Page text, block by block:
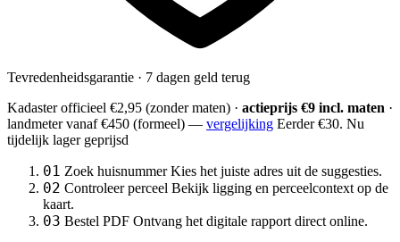
Tevredenheidsgarantie · 7 dagen geld terug
Kadaster officieel €2,95 (zonder maten) · actieprijs €9 incl. maten ·
landmetervanaf €450 (formeel) — vergelijking Eerder €30. Nu
tijdelijk lager geprijsd
01 Zoek huisnummer Kies het juiste adres uit de suggesties.
02 Controleer perceel Bekijk ligging en perceelcontext op de
kaart.
03 Bestel PDF Ontvang het digitale rapport direct online.